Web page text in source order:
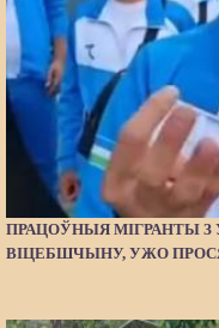
ПРАЦОЎНЫЯ МІГРАНТЫ З
ВІЦЕБШЧЫНУ, УЖО